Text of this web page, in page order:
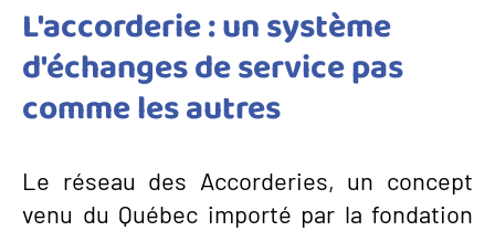
L'accorderie : un système
d'échanges de service pas
comme les autres
Le réseau des Accorderies, un concept
venu du Québec importé par la fondation